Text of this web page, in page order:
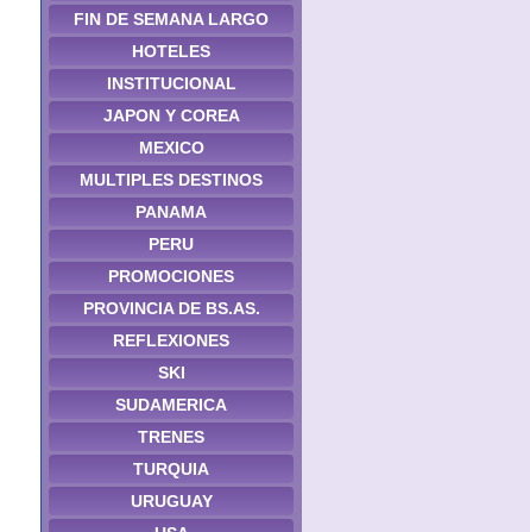
FIN DE SEMANA LARGO
HOTELES
INSTITUCIONAL
JAPON Y COREA
MEXICO
MULTIPLES DESTINOS
PANAMA
PERU
PROMOCIONES
PROVINCIA DE BS.AS.
REFLEXIONES
SKI
SUDAMERICA
TRENES
TURQUIA
URUGUAY